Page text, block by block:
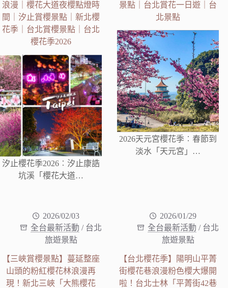
浪漫｜櫻花大道夜櫻點燈時
間｜汐止賞櫻景點｜新北櫻
花季｜台北賞櫻景點｜台北
櫻花季2026
汐止櫻花季2026︰汐止康誥
坑溪「櫻花大道…
景點｜台北賞花一日遊｜台
北景點
2026天元宮櫻花季︰春節到
淡水「天元宮」…
2026/02/03
全台最新活動 / 台北
旅遊景點
【三峽賞櫻景點】蔓延整座
山頭的粉紅櫻花林浪漫再
現！新北三峽「大熊櫻花
2026/01/29
全台最新活動 / 台北
旅遊景點
【台北櫻花季】陽明山平菁
街櫻花巷浪漫粉色櫻大爆開
啦！台北士林「平菁街42巷